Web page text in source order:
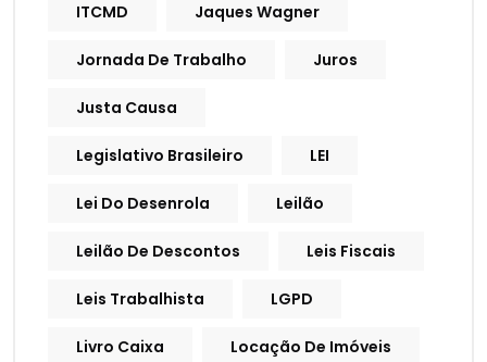
ITCMD Jaques Wagner
Jornada De Trabalho Juros
Justa Causa
Legislativo Brasileiro LEI
Lei Do Desenrola Leilão
Leilão De Descontos Leis Fiscais
Leis Trabalhista LGPD
Livro Caixa Locação De Imóveis